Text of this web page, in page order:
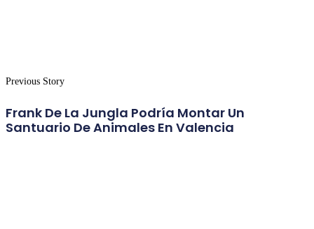
Previous Story
Frank De La Jungla Podría Montar Un
Santuario De Animales En Valencia